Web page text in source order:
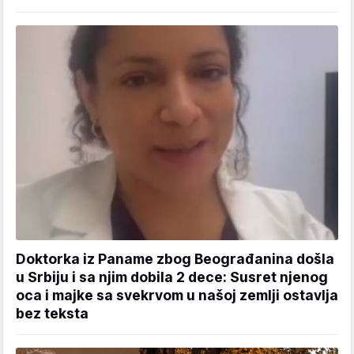
Doktorka iz Paname zbog Beograđanina došla
u Srbiju i sa njim dobila 2 dece: Susret njenog
oca i majke sa svekrvom u našoj zemlji ostavlja
bez teksta